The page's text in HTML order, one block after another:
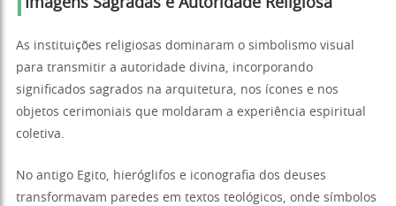
Imagens Sagradas e Autoridade Religiosa
As instituições religiosas dominaram o simbolismo visual
para transmitir a autoridade divina, incorporando
significados sagrados na arquitetura, nos ícones e nos
objetos cerimoniais que moldaram a experiência espiritual
coletiva.
No antigo Egito, hieróglifos e iconografia dos deuses
transformavam paredes em textos teológicos, onde símbolos